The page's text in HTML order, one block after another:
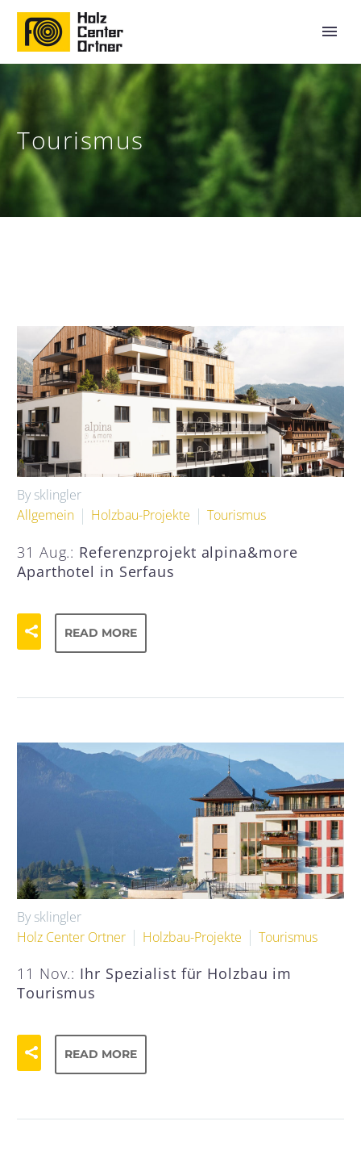
Tourismus
By sklingler
Allgemein
Holzbau-Projekte Tourismus
31 Aug.: Referenzprojekt alpina&more
Aparthotel in Serfaus
READ MORE
By sklingler
Holz Center Ortner
Holzbau-Projekte Tourismus
11 Nov.: Ihr Spezialist für Holzbau im
Tourismus
READ MORE